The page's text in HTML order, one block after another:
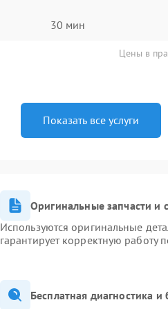
30 мин
Цены в
Показать все услуги
Оригинальные запчасти и
Используются оригинальные
гарантирует корректную работу
Бесплатная диагностика